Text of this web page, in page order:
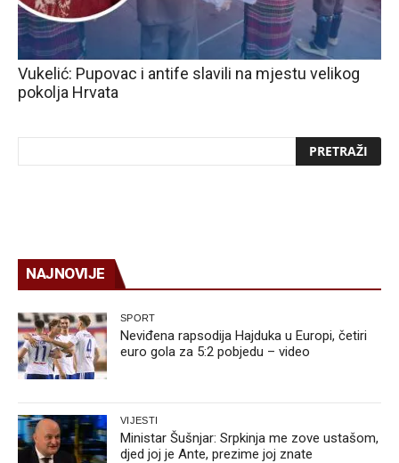
Vukelić: Pupovac i antife slavili na mjestu velikog
pokolja Hrvata
NAJNOVIJE
SPORT
Neviđena rapsodija Hajduka u Europi, četiri
euro gola za 5:2 pobjedu – video
VIJESTI
Ministar Šušnjar: Srpkinja me zove ustašom,
djed joj je Ante, prezime joj znate